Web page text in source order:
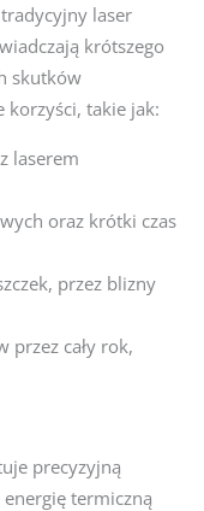
laser
krótszego
skutków
korzyści, takie jak:
laserem
oraz krótki czas
przez blizny
przez cały rok,
precyzyjną
termiczną